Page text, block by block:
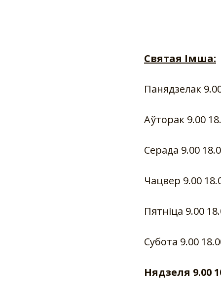
Святая Імша:
Панядзелак
Аўторак 9.00
Серада 9.00
Чацвер 9.00
Пятніца 9.00
Субота 9.00
Нядзеля 9.00